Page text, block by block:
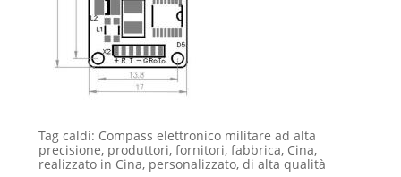
Tag caldi: Compass elettronico militare ad alta
precisione, produttori, fornitori, fabbrica, Cina,
realizzato in Cina, personalizzato, di alta qualità